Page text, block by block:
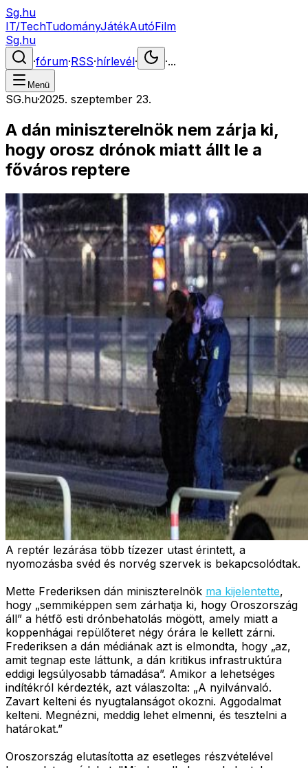
Sg.hu
IT/TechTudományJátékAutóFilm
Sg.hu
·fórum·RSS·hírlevél· ·...
Menü
SG.hu·2025. szeptember 23.
A dán miniszterelnök nem zárja ki,
hogy orosz drónok miatt állt le a
főváros reptere
A reptér lezárása több tízezer utast érintett, a
nyomozásba svéd és norvég szervek is bekapcsolódtak.
Mette Frederiksen dán miniszterelnök ma kijelentette,
hogy „semmiképpen sem zárhatja ki, hogy Oroszország
áll” a hétfő esti drónbehatolás mögött, amely miatt a
koppenhágai repülőteret négy órára le kellett zárni.
Frederiksen a dán médiának azt is elmondta, hogy „az,
amit tegnap este láttunk, a dán kritikus infrastruktúra
eddigi legsúlyosabb támadása”. Amikor a lehetséges
indítékról kérdezték, azt válaszolta: „A nyilvánvaló.
Zavart kelteni és nyugtalanságot okozni. Aggodalmat
kelteni. Megnézni, meddig lehet elmenni, és tesztelni a
határokat.”
Oroszország elutasította az esetleges részvételével